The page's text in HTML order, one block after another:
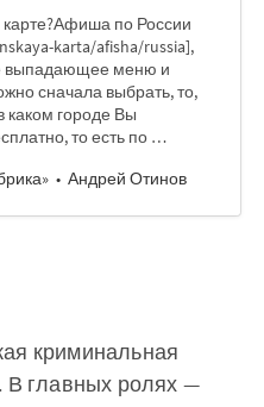
карте?Афиша по России
karta/afisha/russia],
выпадающее меню и
сначала выбрать, то,
каком городе Вы
то есть по …
Андрей Отинов
криминальная
В главных ролях —